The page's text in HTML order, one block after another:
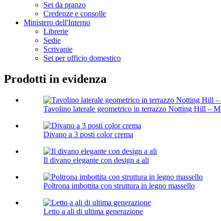
Set da pranzo
Credenze e consolle
Ministero dell'Interno
Librerie
Sedie
Scrivanie
Set per ufficio domestico
Prodotti in evidenza
Tavolino laterale geometrico in terrazzo Notting Hill –
Divano a 3 posti color crema
Il divano elegante con design a ali
Poltrona imbottita con struttura in legno massello
Letto a ali di ultima generazione